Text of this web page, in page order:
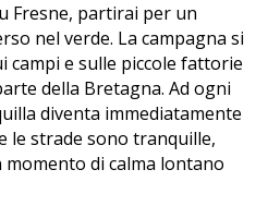
Fresne, partirai per un
nel verde. La campagna si
campi e sulle piccole fattorie
della Bretagna. Ad ogni
diventa immediatamente
le strade sono tranquille,
di calma lontano